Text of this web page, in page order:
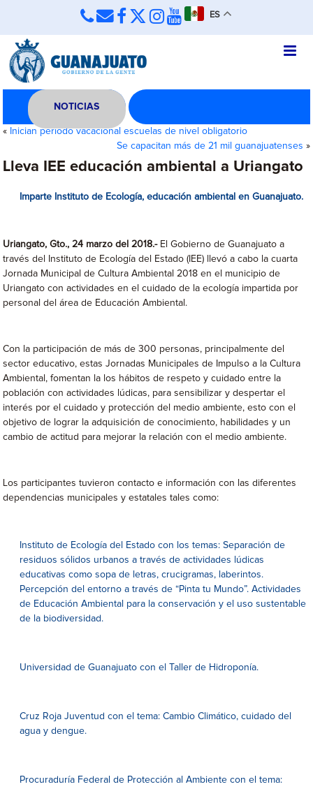
ES
NOTICIAS
« Inician período vacacional escuelas de nivel obligatorio
Se capacitan más de 21 mil guanajuatenses »
Lleva IEE educación ambiental a Uriangato
Imparte Instituto de Ecología, educación ambiental en Guanajuato.
Uriangato, Gto., 24 marzo del 2018.- El Gobierno de Guanajuato a
través del Instituto de Ecología del Estado (IEE) llevó a cabo la cuarta
Jornada Municipal de Cultura Ambiental 2018 en el municipio de
Uriangato con actividades en el cuidado de la ecología impartida por
personal del área de Educación Ambiental.
Con la participación de más de 300 personas, principalmente del
sector educativo, estas Jornadas Municipales de Impulso a la Cultura
Ambiental, fomentan la los hábitos de respeto y cuidado entre la
población con actividades lúdicas, para sensibilizar y despertar el
interés por el cuidado y protección del medio ambiente, esto con el
objetivo de lograr la adquisición de conocimiento, habilidades y un
cambio de actitud para mejorar la relación con el medio ambiente.
Los participantes tuvieron contacto e información con las diferentes
dependencias municipales y estatales tales como:
Instituto de Ecología del Estado con los temas: Separación de
residuos sólidos urbanos a través de actividades lúdicas
educativas como sopa de letras, crucigramas, laberintos.
Percepción del entorno a través de “Pinta tu Mundo”. Actividades
de Educación Ambiental para la conservación y el uso sustentable
de la biodiversidad.
Universidad de Guanajuato con el Taller de Hidroponía.
Cruz Roja Juventud con el tema: Cambio Climático, cuidado del
agua y dengue.
Procuraduría Federal de Protección al Ambiente con el tema: